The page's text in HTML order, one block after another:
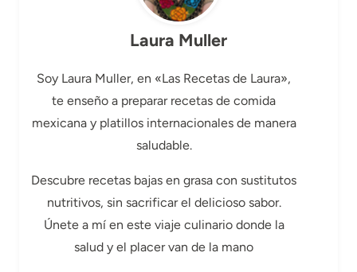
Laura Muller
Soy Laura Muller, en «Las Recetas de Laura»,
te enseño a preparar recetas de comida
mexicana y platillos internacionales de manera
saludable.
Descubre recetas bajas en grasa con sustitutos
nutritivos, sin sacrificar el delicioso sabor.
Únete a mí en este viaje culinario donde la
salud y el placer van de la mano